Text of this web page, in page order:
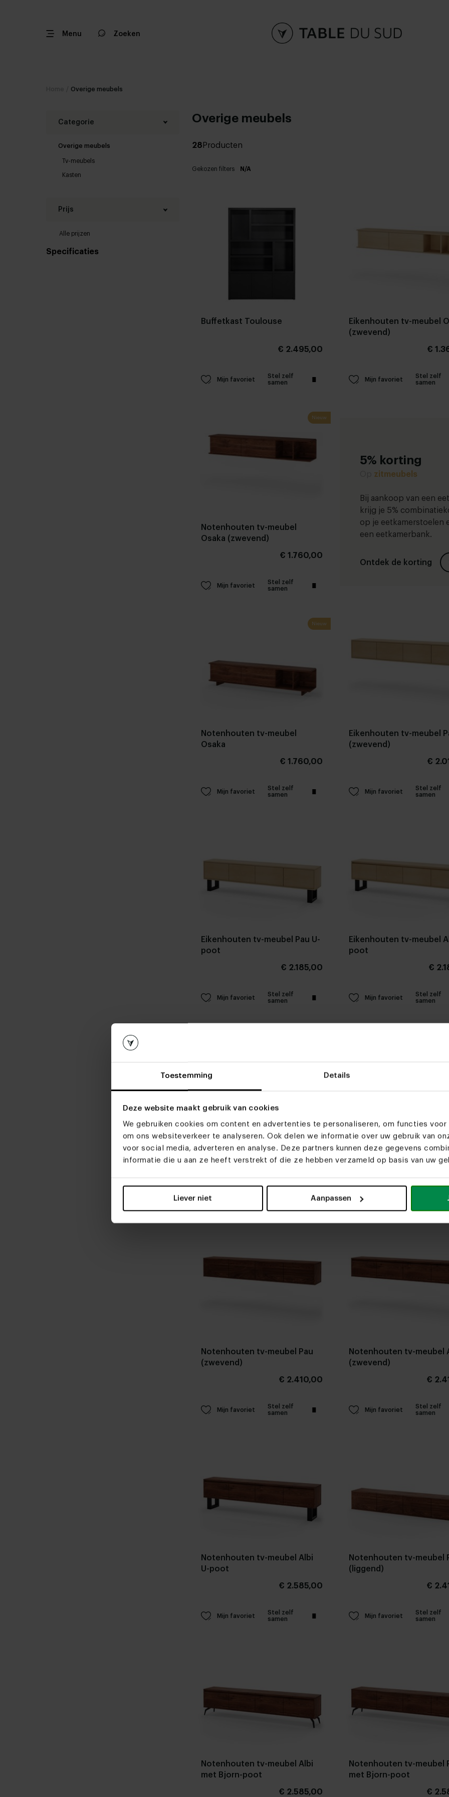
Toestemming Details
Deze website maakt gebruik van cookies
We gebruiken cookies om content en advertenties te personaliseren, om functies
om ons websiteverkeer te analyseren. Ook delen we informatie over uw gebruik van
voor social media, adverteren en analyse. Deze partners kunnen deze gegevens
informatie die u aan ze heeft verstrekt of die ze hebben verzameld op basis van uw
Liever niet Aanpassen
Menu Zoeken
Overige meubels
Categorie
Overige meubels
Tv-meubels
Kasten
Prijs
Alle prijzen
Specificaties
Overige meubels
28 Producten
Gekozen filters N/A
Buffetkast Toulouse
€ 2.495,00
Mijn favoriet
Stel zelf
samen
Eikenhouten tv-meubel
(zwevend)
€
Mijn favoriet
Stel zelf
samen
Nieuw
Notenhouten tv-meubel
Osaka (zwevend)
€ 1.760,00
Mijn favoriet
Stel zelf
samen
Nieuw
Notenhouten tv-meubel
Osaka
€ 1.760,00
Mijn favoriet
Stel zelf
samen
Eikenhouten tv-meubel
(zwevend)
€
Mijn favoriet
Stel zelf
samen
Eikenhouten tv-meubel Pau U-
poot
€ 2.185,00
Mijn favoriet
Stel zelf
samen
Eikenhouten tv-meubel
poot
€
Mijn favoriet
Stel zelf
samen
Eikenhouten tv-meubel Albi
(liggend)
Eikenhouten tv-meubel
met Bjorn-poot
Notenhouten tv-meubel Pau
(zwevend)
€ 2.410,00
Mijn favoriet
Stel zelf
samen
Notenhouten tv-meubel
(zwevend)
€
Mijn favoriet
Stel zelf
samen
Notenhouten tv-meubel Albi
U-poot
€ 2.585,00
Mijn favoriet
Stel zelf
samen
Notenhouten tv-meubel
(liggend)
€
Mijn favoriet
Stel zelf
samen
Notenhouten tv-meubel Albi
met Bjorn-poot
€ 2.585,00
Notenhouten tv-meubel
met Bjorn-poot
€
5% korting
zitmeubels
Bij aankoop van een
krijg je 5%
op je eetkamerstoelen
een eetkamerbank.
Ontdek de korting